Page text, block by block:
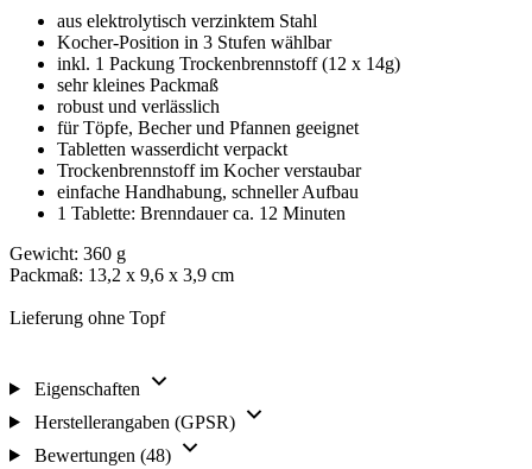
aus elektrolytisch verzinktem Stahl
Kocher-Position in 3 Stufen wählbar
inkl. 1 Packung Trockenbrennstoff (12 x 14g)
sehr kleines Packmaß
robust und verlässlich
für Töpfe, Becher und Pfannen geeignet
Tabletten wasserdicht verpackt
Trockenbrennstoff im Kocher verstaubar
einfache Handhabung, schneller Aufbau
1 Tablette: Brenndauer ca. 12 Minuten
Gewicht: 360 g
Packmaß: 13,2 x 9,6 x 3,9 cm
Lieferung ohne Topf
Eigenschaften
Herstellerangaben (GPSR)
Bewertungen (48)